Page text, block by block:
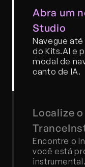
Abra um
Studio
Navegue
do Kits.AI e
modal de
canto de IA.
Localize
Encontre o
você está
instrumental.